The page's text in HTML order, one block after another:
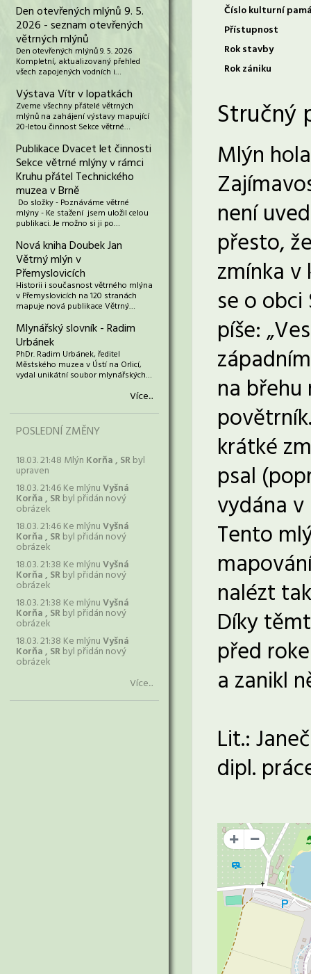
Den otevřených mlýnů 9. 5.
2026 - seznam otevřených
větrných mlýnů
Den otevřených mlýnů 9. 5. 2026
Kompletní, aktualizovaný přehled
všech zapojených vodních i…
Výstava Vítr v lopatkách
Zveme všechny přátelé větrných
mlýnů na zahájení výstavy mapující
20-letou činnost Sekce větrné…
Publikace Dvacet let činnosti
Sekce větrné mlýny v rámci
Kruhu přátel Technického
muzea v Brně
Do složky - Poznáváme větrné
mlýny - Ke stažení jsem uložil celou
publikaci. Je možno si ji po…
Nová kniha Doubek Jan
Větrný mlýn v
Přemyslovicích
Historii i současnost větrného mlýna
v Přemyslovicích na 120 stranách
mapuje nová publikace Větrný…
Mlynářský slovník - Radim
Urbánek
PhDr. Radim Urbánek, ředitel
Městského muzea v Ústí na Orlicí,
vydal unikátní soubor mlynářských…
Více...
POSLEDNÍ ZMĚNY
18.03. 21:48 Mlýn Korňa , SRbyl
upraven
18.03. 21:46 Ke mlýnuVyšná
Korňa , SRbyl přidán nový
obrázek
18.03. 21:46 Ke mlýnuVyšná
Korňa , SRbyl přidán nový
obrázek
18.03. 21:38 Ke mlýnuVyšná
Korňa , SRbyl přidán nový
obrázek
18.03. 21:38 Ke mlýnuVyšná
Korňa , SRbyl přidán nový
obrázek
18.03. 21:38 Ke mlýnuVyšná
Korňa , SRbyl přidán nový
obrázek
Více...
Číslo kulturní
Přístupnost
Rok stavby
Rok zániku
Stručný
Mlýn
není
přesto,
zmínka v
se o obci
píše:
na
krátké
psal
vydána v
Tento
nalézt
Díky
před
a zanikl
Lit.:
dipl.
+